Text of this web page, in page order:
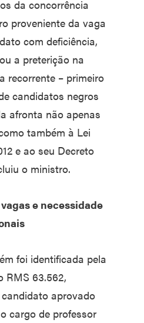
da concorrência
proveniente da vaga
com deficiência,
a preterição na
recorrente – primeiro
candidatos negros
afronta não apenas
também à Lei
e ao seu Decreto
o ministro.
e necessidade
foi identificada pela
RMS 63.562,
aprovado
cargo de professor